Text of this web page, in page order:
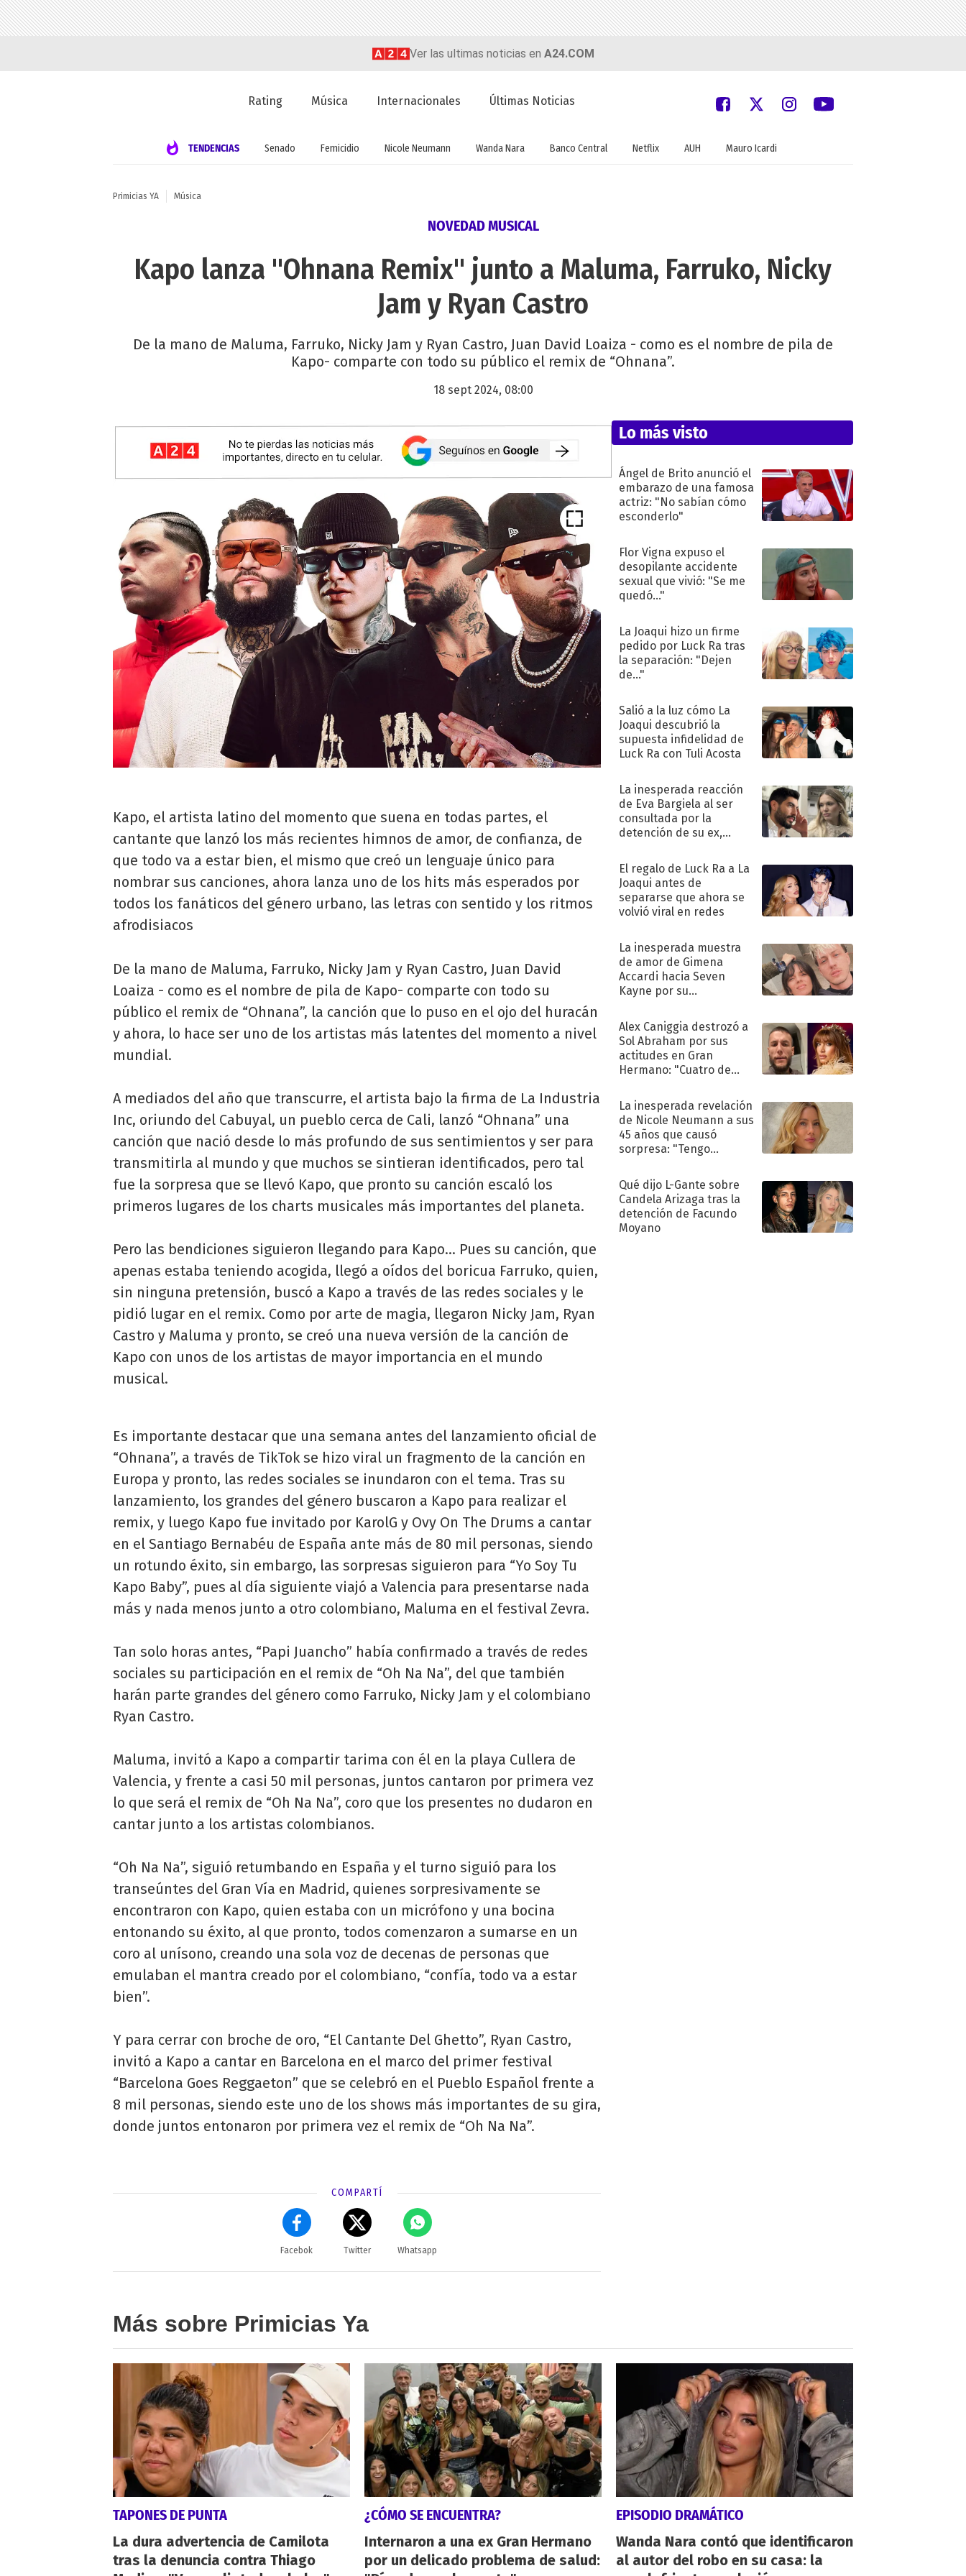
Ver las ultimas noticias en A24.COM
Rating Música Internacionales Últimas Noticias
TENDENCIAS Senado Femicidio Nicole Neumann Wanda Nara Banco Central Netflix AUH Mauro Icardi
Primicias YA Música
NOVEDAD MUSICAL
Kapo lanza "Ohnana Remix" junto a Maluma, Farruko, Nicky
Jam y Ryan Castro
De la mano de Maluma, Farruko, Nicky Jam y Ryan Castro, Juan David Loaiza - como es el nombre de pila de
Kapo- comparte con todo su público el remix de “Ohnana”.
18 sept 2024, 08:00
Kapo, el artista latino del momento que suena en todas partes, el
cantante que lanzó los más recientes himnos de amor, de confianza, de
que todo va a estar bien, el mismo que creó un lenguaje único para
nombrar sus canciones, ahora lanza uno de los hits más esperados por
todos los fanáticos del género urbano, las letras con sentido y los ritmos
afrodisiacos
De la mano de Maluma, Farruko, Nicky Jam y Ryan Castro, Juan David
Loaiza - como es el nombre de pila de Kapo- comparte con todo su
público el remix de “Ohnana”, la canción que lo puso en el ojo del huracán
y ahora, lo hace ser uno de los artistas más latentes del momento a nivel
mundial.
A mediados del año que transcurre, el artista bajo la firma de La Industria
Inc, oriundo del Cabuyal, un pueblo cerca de Cali, lanzó “Ohnana” una
canción que nació desde lo más profundo de sus sentimientos y ser para
transmitirla al mundo y que muchos se sintieran identificados, pero tal
fue la sorpresa que se llevó Kapo, que pronto su canción escaló los
primeros lugares de los charts musicales más importantes del planeta.
Pero las bendiciones siguieron llegando para Kapo… Pues su canción, que
apenas estaba teniendo acogida, llegó a oídos del boricua Farruko, quien,
sin ninguna pretensión, buscó a Kapo a través de las redes sociales y le
pidió lugar en el remix. Como por arte de magia, llegaron Nicky Jam, Ryan
Castro y Maluma y pronto, se creó una nueva versión de la canción de
Kapo con unos de los artistas de mayor importancia en el mundo
musical.
Es importante destacar que una semana antes del lanzamiento oficial de
“Ohnana”, a través de TikTok se hizo viral un fragmento de la canción en
Europa y pronto, las redes sociales se inundaron con el tema. Tras su
lanzamiento, los grandes del género buscaron a Kapo para realizar el
remix, y luego Kapo fue invitado por KarolG y Ovy On The Drums a cantar
en el Santiago Bernabéu de España ante más de 80 mil personas, siendo
un rotundo éxito, sin embargo, las sorpresas siguieron para “Yo Soy Tu
Kapo Baby”, pues al día siguiente viajó a Valencia para presentarse nada
más y nada menos junto a otro colombiano, Maluma en el festival Zevra.
Tan solo horas antes, “Papi Juancho” había confirmado a través de redes
sociales su participación en el remix de “Oh Na Na”, del que también
harán parte grandes del género como Farruko, Nicky Jam y el colombiano
Ryan Castro.
Maluma, invitó a Kapo a compartir tarima con él en la playa Cullera de
Valencia, y frente a casi 50 mil personas, juntos cantaron por primera vez
lo que será el remix de “Oh Na Na”, coro que los presentes no dudaron en
cantar junto a los artistas colombianos.
“Oh Na Na”, siguió retumbando en España y el turno siguió para los
transeúntes del Gran Vía en Madrid, quienes sorpresivamente se
encontraron con Kapo, quien estaba con un micrófono y una bocina
entonando su éxito, al que pronto, todos comenzaron a sumarse en un
coro al unísono, creando una sola voz de decenas de personas que
emulaban el mantra creado por el colombiano, “confía, todo va a estar
bien”.
Y para cerrar con broche de oro, “El Cantante Del Ghetto”, Ryan Castro,
invitó a Kapo a cantar en Barcelona en el marco del primer festival
“Barcelona Goes Reggaeton” que se celebró en el Pueblo Español frente a
8 mil personas, siendo este uno de los shows más importantes de su gira,
donde juntos entonaron por primera vez el remix de “Oh Na Na”.
COMPARTÍ
Facebok Twitter Whatsapp
Lo más visto
Ángel de Brito anunció el
embarazo de una famosa
actriz: "No sabían cómo
esconderlo"
Flor Vigna expuso el
desopilante accidente
sexual que vivió: "Se me
quedó..."
La Joaqui hizo un firme
pedido por Luck Ra tras
la separación: "Dejen
de..."
Salió a la luz cómo La
Joaqui descubrió la
supuesta infidelidad de
Luck Ra con Tuli Acosta
La inesperada reacción
de Eva Bargiela al ser
consultada por la
detención de su ex,
El regalo de Luck Ra a La
Joaqui antes de
separarse que ahora se
volvió viral en redes
La inesperada muestra
de amor de Gimena
Accardi hacia Seven
Kayne por su
Alex Caniggia destrozó a
Sol Abraham por sus
actitudes en Gran
Hermano: "Cuatro de
La inesperada revelación
de Nicole Neumann a sus
45 años que causó
sorpresa: "Tengo
Qué dijo L-Gante sobre
Candela Arizaga tras la
detención de Facundo
Moyano
Más sobre Primicias Ya
TAPONES DE PUNTA
La dura advertencia de Camilota
tras la denuncia contra Thiago
¿CÓMO SE ENCUENTRA?
Internaron a una ex Gran Hermano
por un delicado problema de salud:
EPISODIO DRAMÁTICO
Wanda Nara contó que identificaron
al autor del robo en su casa: la